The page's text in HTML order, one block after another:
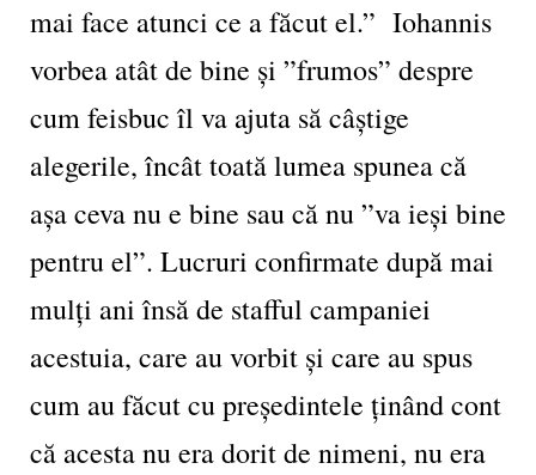
mai face atunci ce a făcut el.” Iohannis
vorbea atât de bine și ”frumos” despre
cum feisbuc îl va ajuta să câștige
alegerile, încât toată lumea spunea că
așa ceva nu e bine sau că nu ”va ieși bine
pentru el”. Lucruri confirmate după mai
mulți ani însă de stafful campaniei
acestuia, care au vorbit și care au spus
cum au făcut cu președintele ținând cont
că acesta nu era dorit de nimeni, nu era